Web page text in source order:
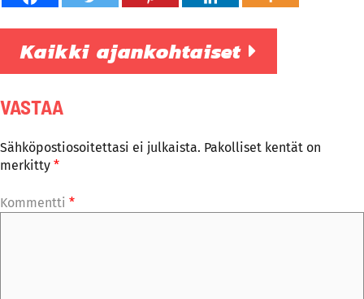
Kaikki ajankohtaiset
VASTAA
Sähköpostiosoitettasi ei julkaista. Pakolliset kentät on
merkitty *
Kommentti *